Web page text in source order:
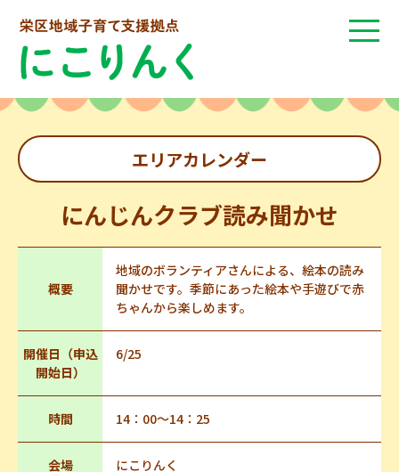
エリアカレンダー
にんじんクラブ読み聞かせ
概要
地域のボランティアさんによる、絵本の読み
聞かせです。季節にあった絵本や手遊びで赤
ちゃんから楽しめます。
開催日（申込
開始日）
6/25
時間 14：00～14：25
会場 にこりんく